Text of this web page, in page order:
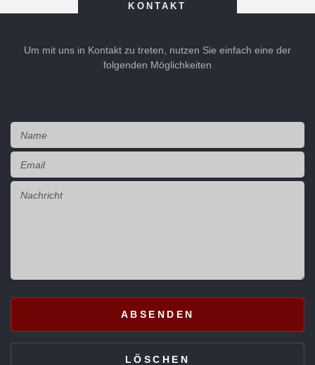
KONTAKT
Um mit uns in Kontakt zu treten, nutzen Sie einfach eine der
folgenden Möglichkeiten